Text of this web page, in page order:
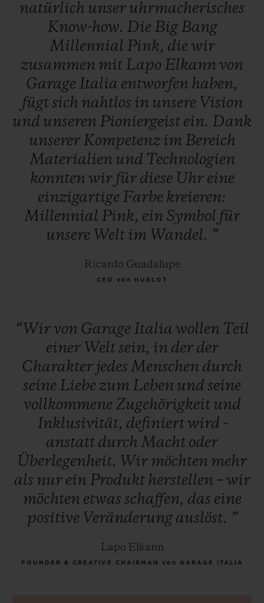
natürlich unser uhrmacherisches
Know-how. Die Big Bang
Millennial Pink, die wir
zusammen mit Lapo Elkann von
Garage Italia entworfen haben,
fügtsich nahtlos in unsere Vision
und unseren Pioniergeist ein. Dank
unserer Kompetenz im Bereich
Materialien und Technologien
konnten wir für diese Uhr eine
einzigartige Farbe kreieren:
Millennial Pink, ein Symbol für
unsere Welt im Wandel. ”
Ricardo Guadalupe
CEO von HUBLOT
“Wirvon Garage Italia wollen Teil
einer Weltsein, in der der
Charakter jedes Menschen durch
seine Liebe zum Leben und seine
vollkommene Zugehörigkeit und
Inklusivität, definiertwird -
anstatt durch Macht oder
Überlegenheit. Wir möchten mehr
als nur ein Produkt herstellen – wir
möchten etwas schaffen, das eine
positive Veränderung auslöst. ”
Lapo Elkann
FOUNDER & CREATIVE CHAIRMAN von GARAGE ITALIA